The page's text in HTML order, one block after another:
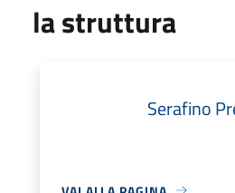
la struttura
Serafino